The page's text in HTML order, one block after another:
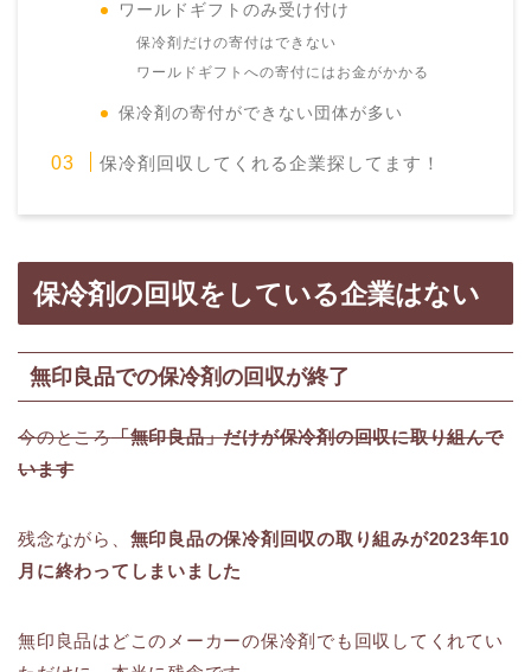
ワールドギフトのみ受け付け
保冷剤だけの寄付はできない
ワールドギフトへの寄付にはお金がかかる
保冷剤の寄付ができない団体が多い
保冷剤回収してくれる企業探してます！
保冷剤の回収をしている企業はない
無印良品での保冷剤の回収が終了
今のところ「無印良品」だけが保冷剤の回収に取り組んで
います
残念ながら、 無印良品の保冷剤回収の取り組みが2023年10
月に終わってしまいました
無印良品はどこのメーカーの保冷剤でも回収してくれてい